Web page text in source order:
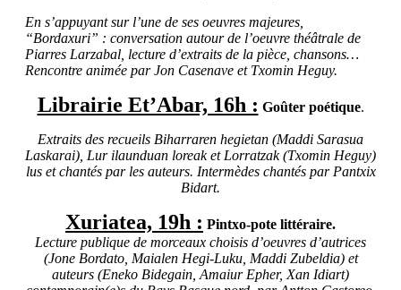
En s’appuyant sur l’une de ses oeuvres majeures,
“Bordaxuri” : conversation autour de l’oeuvre théâtrale de
Piarres Larzabal, lecture d’extraits de la pièce, chansons…
Rencontre animée par Jon Casenave et Txomin Heguy.
Librairie Et’Abar, 16h : Goûter poétique.
Extraits des recueils Biharraren hegietan (Maddi Sarasua
Laskarai), Lur ilaunduan loreak et Lorratzak (Txomin Heguy)
lus et chantés par les auteurs. Intermèdes chantés par Pantxix
Bidart.
Xuriatea, 19h : Pintxo-pote littéraire.
Lecture publique de morceaux choisis d’oeuvres d’autrices
(Jone Bordato, Maialen Hegi-Luku, Maddi Zubeldia) et
auteurs (Eneko Bidegain, Amaiur Epher, Xan Idiart)